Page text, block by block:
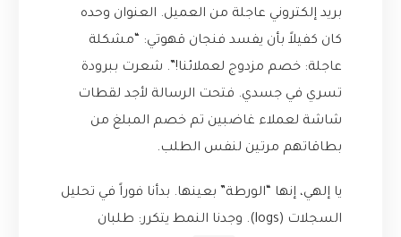
بريد إلكتروني عاجلة من العميل. العنوان وحده
كان كفيلاً بأن يفسد فنجان قهوتي: “مشكلة
عاجلة: خصم مزدوج لعملائنا!”. شعرت ببرودة
تسري في جسدي. فتحت الرسالة لأجد لقطات
شاشة لعملاء غاضبين تم خصم المبلغ من
بطاقاتهم مرتين لنفس الطلب.
يا إلهي، إنها “الورطة” بعينها. بدأنا فوراً في تحليل
السجلات (logs). وجدنا النمط يتكرر: طلبان